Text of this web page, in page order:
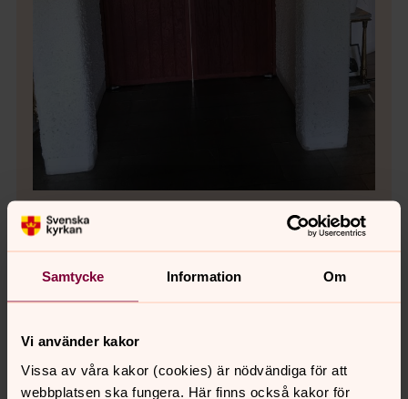
Samtycke Information Om
Vi använder kakor
Vissa av våra kakor (cookies) är nödvändiga för att
webbplatsen ska fungera. Här finns också kakor för
Bild 1 av 5
Öppna bildspel
Senast ändrad 8 juni 2021